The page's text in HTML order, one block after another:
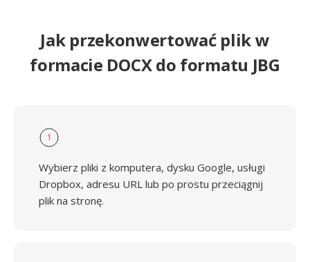
Jak przekonwertować plik w
formacie DOCX do formatu JBG
1
Wybierz pliki z komputera, dysku Google, usługi
Dropbox, adresu URL lub po prostu przeciągnij
plik na stronę.